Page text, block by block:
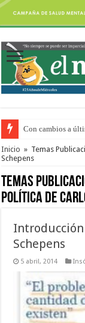
Con cambios a
Adopción en
Inicio » Temas
Schepens
Temas
política de
Schepens
5 abril, 2014